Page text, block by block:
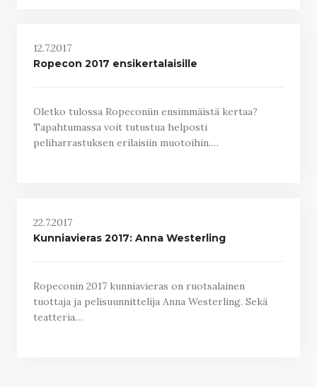
12.7.2017
Ropecon 2017 ensikertalaisille
Oletko tulossa Ropeconiin ensimmäistä kertaa?
Tapahtumassa voit tutustua helposti
peliharrastuksen erilaisiin muotoihin.…
22.7.2017
Kunniavieras 2017: Anna Westerling
Ropeconin 2017 kunniavieras on ruotsalainen
tuottaja ja pelisuunnittelija Anna Westerling. Sekä
teatteria…